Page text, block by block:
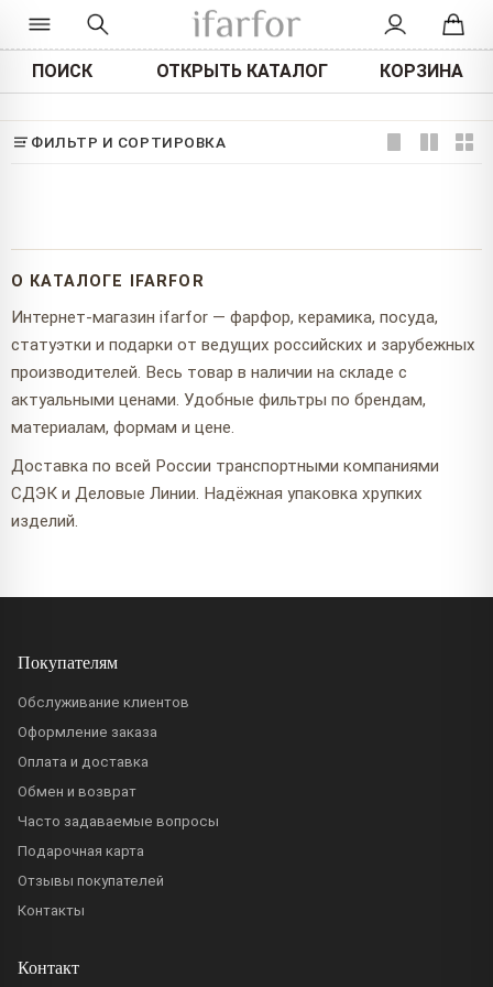
ПОИСК ОТКРЫТЬ КАТАЛОГ КОРЗИНА
ФИЛЬТР И СОРТИРОВКА
О КАТАЛОГЕ IFARFOR
Интернет-магазин ifarfor — фарфор, керамика, посуда,
статуэтки и подарки от ведущих российских и зарубежных
производителей. Весь товар в наличии на складе с
актуальными ценами. Удобные фильтры по брендам,
материалам, формам и цене.
Доставка по всей России транспортными компаниями
СДЭК и Деловые Линии. Надёжная упаковка хрупких
изделий.
Покупателям
Обслуживание клиентов
Оформление заказа
Оплата и доставка
Обмен и возврат
Часто задаваемые вопросы
Подарочная карта
Отзывы покупателей
Контакты
Контакт